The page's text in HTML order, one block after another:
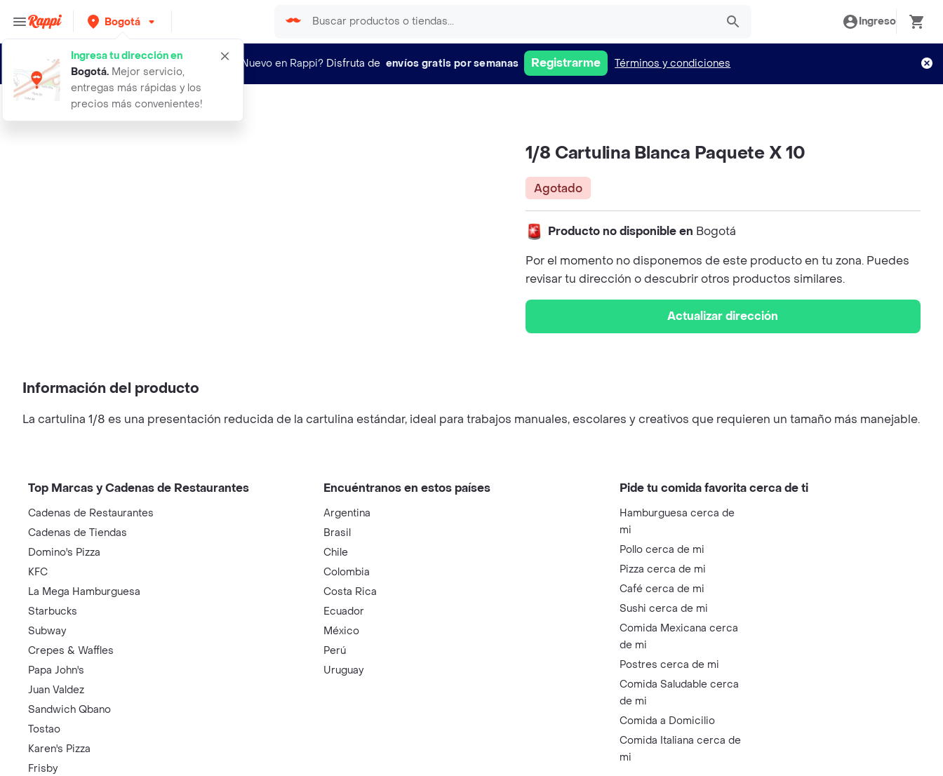
Bogotá
Ingresa tu dirección en
Bogotá. Mejor servicio,
entregas más rápidas y los
precios más convenientes!
Ingreso
¿Nuevo en Rappi? Disfruta de envíos gratis por semanas Registrarme Términos y condiciones
18 cartulina blanca paquete x 10
1/8 Cartulina Blanca Paquete X 10
Agotado
Producto no disponible en Bogotá
Por el momento no disponemos de este producto en tu zona. Puedes
revisar tu dirección o descubrir otros productos similares.
Actualizar dirección
Información del producto
La cartulina 1/8 es una presentación reducida de la cartulina estándar, ideal para trabajos manuales, escolares y creativos que requieren un tamaño más manejable.
Top Marcas y Cadenas de Restaurantes
Cadenas de Restaurantes
Cadenas de Tiendas
Domino's Pizza
KFC
La Mega Hamburguesa
Starbucks
Subway
Crepes & Waffles
Papa John's
Juan Valdez
Sandwich Qbano
Tostao
Karen's Pizza
Frisby
Encuéntranos en estos países
Argentina
Brasil
Chile
Colombia
Costa Rica
Ecuador
México
Perú
Uruguay
Pide tu comida favorita cerca de ti
Hamburguesa cerca de
mi
Pollo cerca de mi
Pizza cerca de mi
Café cerca de mi
Sushi cerca de mi
Comida Mexicana cerca
de mi
Postres cerca de mi
Comida Saludable cerca
de mi
Comida a Domicilio
Comida Italiana cerca de
mi